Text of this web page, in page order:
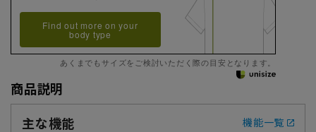
Find out more on your
body type
あくまでもサイズをご検討いただく際の目安となります。
商品説明
主な機能
機能一覧